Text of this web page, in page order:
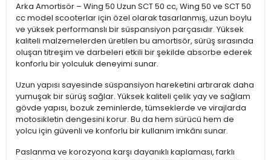
Arka Amortisör – Wing 50 Uzun SCT 50 cc, Wing 50 ve SCT 50
cc model scooterlar için özel olarak tasarlanmış, uzun boylu
ve yüksek performanslı bir süspansiyon parçasıdır. Yüksek
kaliteli malzemelerden üretilen bu amortisör, sürüş sırasında
oluşan titreşim ve darbeleri etkili bir şekilde absorbe ederek
konforlu bir yolculuk deneyimi sunar.
Uzun yapısı sayesinde süspansiyon hareketini artırarak daha
yumuşak bir sürüş sağlar. Yüksek kaliteli çelik yay ve sağlam
gövde yapısı, bozuk zeminlerde, tümseklerde ve virajlarda
motosikletin dengesini korur. Bu da hem sürücü hem de
yolcu için güvenli ve konforlu bir kullanım imkânı sunar.
Paslanma ve korozyona karşı dayanıklı kaplaması, farklı